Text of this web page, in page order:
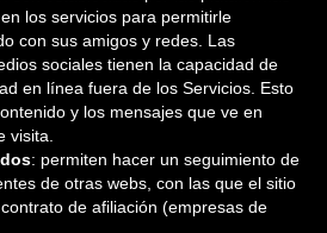
los servicios para permitirle
con sus amigos y redes. Las
sociales tienen la capacidad de
en línea fuera de los Servicios. Esto
y los mensajes que ve en
visita.
: permiten hacer un seguimiento de
de otras webs, con las que el sitio
de afiliación (empresas de